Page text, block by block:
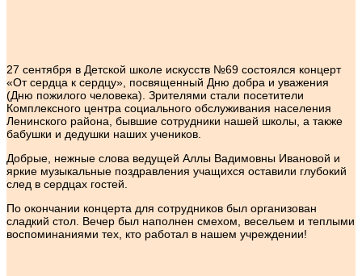
27 сентября в Детской школе искусств №69 состоялся концерт
«От сердца к сердцу», посвященный Дню добра и уважения
(Дню пожилого человека). Зрителями стали посетители
Комплексного центра социального обслуживания населения
Ленинского района, бывшие сотрудники нашей школы, а также
бабушки и дедушки наших учеников.
Добрые, нежные слова ведущей Аллы Вадимовны Ивановой и
яркие музыкальные поздравления учащихся оставили глубокий
след в сердцах гостей.
По окончании концерта для сотрудников был организован
сладкий стол. Вечер был наполнен смехом, весельем и теплыми
воспоминаниями тех, кто работал в нашем учреждении!